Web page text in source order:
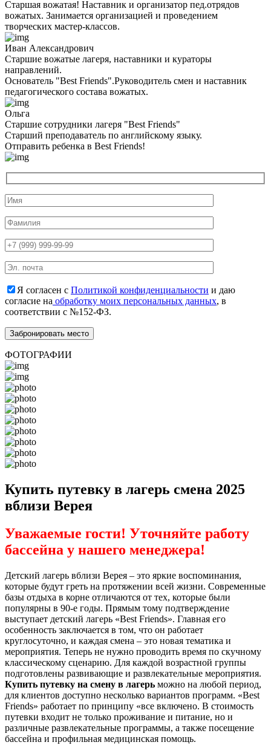
Старшая вожатая! Наставник и организатор пед.отрядов
вожатых. Занимается организацией и проведением
творческих мастер-классов.
Иван Александрович
Старшие вожатые лагеря, наставники и кураторы
направлений.
Основатель "Best Friends".Руководитель смен и наставник
педагогического состава вожатых.
Ольга
Старшие сотрудники лагеря "Best Friends"
Cтарший преподаватель по английскому языку.
Отправить ребенка в Best Friends!
Я согласен с Политикой конфиденциальности и даю
согласие на обработку моих персональных данных, в
соответствии с №152-ФЗ.
ФОТОГРАФИИ
Купить путевку в лагерь смена 2025
вблизи Верея
Уважаемые гости! Уточняйте работу
бассейна у нашего менеджера!
Детский лагерь вблизи Верея – это яркие воспоминания,
которые будут греть на протяжении всей жизни. Современные
базы отдыха в корне отличаются от тех, которые были
популярны в 90-е годы. Прямым тому подтверждение
выступает детский лагерь «Best Friends». Главная его
особенность заключается в том, что он работает
круглосуточно, и каждая смена – это новая тематика и
мероприятия. Теперь не нужно проводить время по скучному
классическому сценарию. Для каждой возрастной группы
подготовлены развивающие и развлекательные мероприятия.
Купить путевку на смену в лагерь можно на любой период,
для клиентов доступно несколько вариантов программ. «Best
Friends» работает по принципу «все включено. В стоимость
путевки входит не только проживание и питание, но и
различные развлекательные программы, а также посещение
бассейна и профильная медицинская помощь.